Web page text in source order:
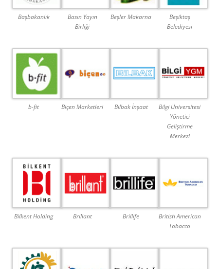
Başbakanlık
Basın Yayın
Birliği
Beşler Makarna
Beşiktaş
Belediyesi
b-fit Biçen Marketleri Bilbak İnşaat
Bilgi Üniversitesi
Yönetici
Geliştirme
Merkezi
Bilkent Holding Brillant Brillife
British American
Tobacco